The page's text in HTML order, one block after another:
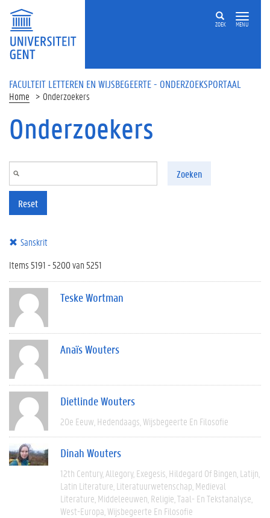
Overslaan en naar de inhoud gaan
ZOEK MENU
FACULTEIT LETTEREN EN WIJSBEGEERTE - ONDERZOEKSPORTAAL
Home Onderzoekers
Onderzoekers
Zoeken
Reset
Sanskrit
Items 5191 - 5200 van 5251
Teske Wortman
Anaïs Wouters
Dietlinde Wouters
20e Eeuw Hedendaags Wijsbegeerte En Filosofie
Dinah Wouters
12th Century Allegory Exegesis Hildegard Of Bingen Latijn
Latin Literature Literatuurwetenschap Medieval
Literature Middeleeuwen Religie Taal- En Tekstanalyse
West-Europa Wijsbegeerte En Filosofie